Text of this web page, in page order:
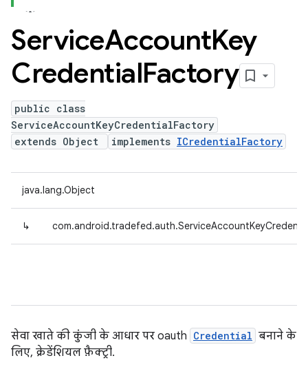
ServiceAccountKey
CredentialFactory
public class
ServiceAccountKeyCredentialFactory
extends Object
implements ICredentialFactory
java.lang.Object
↳
सेवा खाते की कुंजी के आधार पर oauth Credential बनाने के
लिए, क्रेडेंशियल फ़ैक्ट्री.